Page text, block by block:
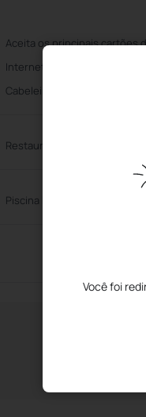
Você foi
Aceita os principais cartões
Internet sem fio
Cabeleireiro a Pedido
Restaurante
Piscina Exterior